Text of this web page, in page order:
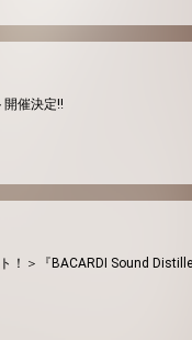
開催決定!!
！＞『BACARDI Sound